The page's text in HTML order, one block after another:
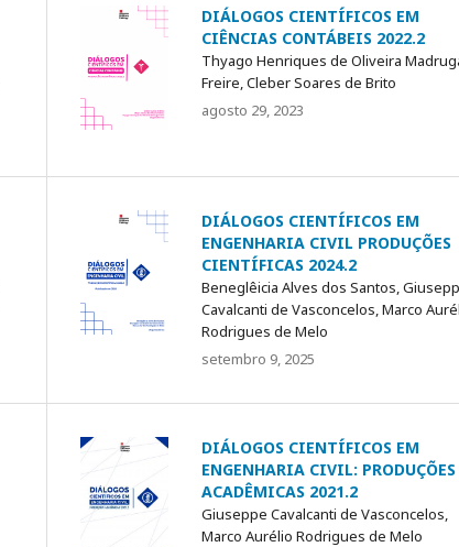
DIÁLOGOS CIENTÍFICOS EM
CIÊNCIAS CONTÁBEIS 2022.2
Thyago Henriques de Oliveira
Freire, Cleber Soares de Brito
agosto 29, 2023
DIÁLOGOS CIENTÍFICOS EM
ENGENHARIA CIVIL PRODUÇÕES
CIENTÍFICAS 2024.2
Beneglêicia Alves dos Santos,
Cavalcanti de Vasconcelos, Marco
Rodrigues de Melo
setembro 9, 2025
DIÁLOGOS CIENTÍFICOS EM
ENGENHARIA CIVIL: PRODUÇÕES
ACADÊMICAS 2021.2
Giuseppe Cavalcanti de Vasconcelos,
Marco Aurélio Rodrigues de Melo